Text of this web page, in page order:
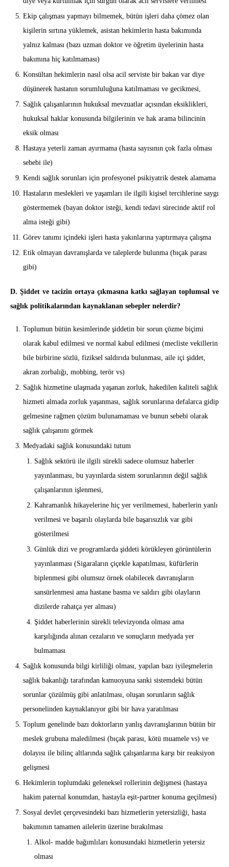
Ekip çalışması yapmayı bilmemek, bütün işleri daha çömez olan
kişilerin sırtına yüklemek, asistan hekimlerin hasta bakımında
yalnız kalması (bazı uzman doktor ve öğretim üyelerinin hasta
bakımına hiç katılmaması)
Konsültan hekimlerin nasıl olsa acil serviste bir bakan var diye
düşünerek hastanın sorumluluğuna katılmaması ve gecikmesi,
Sağlık çalışanlarının hukuksal mevzuatlar açısından eksiklikleri,
hukuksal haklar konusunda bilgilerinin ve hak arama bilincinin
eksik olması
Hastaya yeterli zaman ayırmama (hasta sayısının çok fazla olması
sebebi ile)
Kendi sağlık sorunları için profesyonel psikiyatrik destek alamama
Hastaların meslekleri ve yaşamları ile ilgili kişisel tercihlerine saygı
göstermemek (bayan doktor isteği, kendi tedavi sürecinde aktif rol
alma isteği gibi)
Görev tanımı içindeki işleri hasta yakınlarına yaptırmaya çalışma
Etik olmayan davranışlarda ve taleplerde bulunma (bıçak parası
gibi)
D. Şiddet ve tacizin ortaya çıkmasına katkı sağlayan toplumsal ve
sağlık politikalarından kaynaklanan sebepler nelerdir?
Toplumun bütün kesimlerinde şiddetin bir sorun çözme biçimi
olarak kabul edilmesi ve normal kabul edilmesi (mecliste vekillerin
bile birbirine sözlü, fiziksel saldırıda bulunması, aile içi şiddet,
akran zorbalığı, mobbing, terör vs)
Sağlık hizmetine ulaşmada yaşanan zorluk, hakedilen kaliteli sağlık
hizmeti almada zorluk yaşanması, sağlık sorunlarına defalarca gidip
gelmesine rağmen çözüm bulunamaması ve bunun sebebi olarak
sağlık çalışanını görmek
Medyadaki sağlık konusundaki tutum
Sağlık sektörü ile ilgili sürekli sadece olumsuz haberler
yayınlanması, bu yayınlarda sistem sorunlarının değil sağlık
çalışanlarının işlenmesi,
Kahramanlık hikayelerine hiç yer verilmemesi, haberlerin yanlı
verilmesi ve başarılı olaylarda bile başarısızlık var gibi
gösterilmesi
Günlük dizi ve programlarda şiddeti körükleyen görüntülerin
yayınlanması (Sigaraların çiçekle kapatılması, küfürlerin
biplenmesi gibi olumsuz örnek olabilecek davranışların
sansürlenmesi ama hastane basma ve saldırı gibi olayların
dizilerde rahatça yer alması)
Şiddet haberlerinin sürekli televizyonda olması ama
karşılığında alınan cezaların ve sonuçların medyada yer
bulmaması
Sağlık konusunda bilgi kirliliği olması, yapılan bazı iyileşmelerin
sağlık bakanlığı tarafından kamuoyuna sanki sistemdeki bütün
sorunlar çözülmüş gibi anlatılması, oluşan sorunların sağlık
personelinden kaynaklanıyor gibi bir hava yaratılması
Toplum genelinde bazı doktorların yanlış davranışlarının bütün bir
meslek grubuna maledilmesi (bıçak parası, kötü muamele vs) ve
dolayısı ile bilinç altlarında sağlık çalışanlarına karşı bir reaksiyon
gelişmesi
Hekimlerin toplumdaki geleneksel rollerinin değişmesi (hastaya
hakim paternal konumdan, hastayla eşit-partner konuma geçilmesi)
Sosyal devlet çerçevesindeki bazı hizmetlerin yetersizliği, hasta
bakımının tamamen ailelerin üzerine bırakılması
Alkol- madde bağımlıları konusundaki hizmetlerin yetersiz
olması